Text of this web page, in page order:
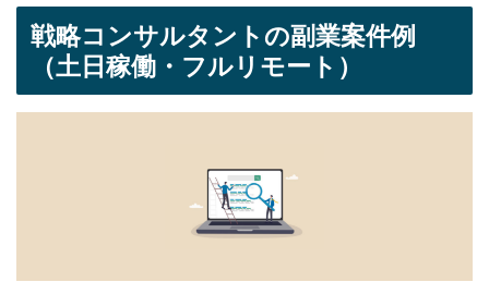
戦略コンサルタントの副業案件例
（土日稼働・フルリモート）